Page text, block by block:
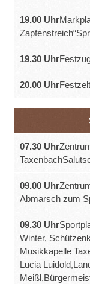
19.00 Uhr
19.30 Uhr
20.00 Uhr
07.30 Uhr
09.00 Uhr
Abmarsch zum
09.30 Uhr
Winter,
Musikkapelle
Lucia